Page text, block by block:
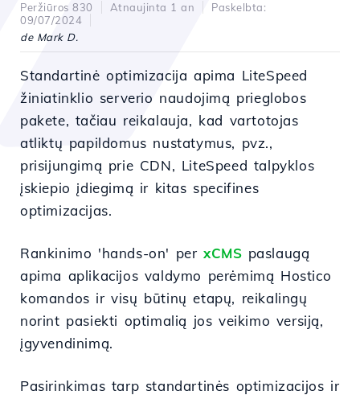
Peržiūros 830 Atnaujinta 1 an
Paskelbta:
09/07/2024
de Mark D.
Standartinė optimizacija apima LiteSpeed
žiniatinklio serverio naudojimą prieglobos
pakete, tačiau reikalauja, kad vartotojas
atliktų papildomus nustatymus, pvz.,
prisijungimą prie CDN, LiteSpeed talpyklos
įskiepio įdiegimą ir kitas specifines
optimizacijas.
Rankinimo 'hands-on' per xCMS paslaugą
apima aplikacijos valdymo perėmimą Hostico
komandos ir visų būtinų etapų, reikalingų
norint pasiekti optimalią jos veikimo versiją,
įgyvendinimą.
Pasirinkimas tarp standartinės optimizacijos ir